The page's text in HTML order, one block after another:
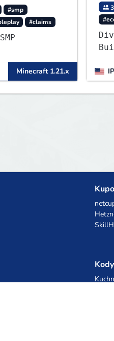
#smp
#claims
Minecraft 1.21.x